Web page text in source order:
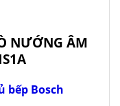
NƯỚNG ÂM
bếp Bosch